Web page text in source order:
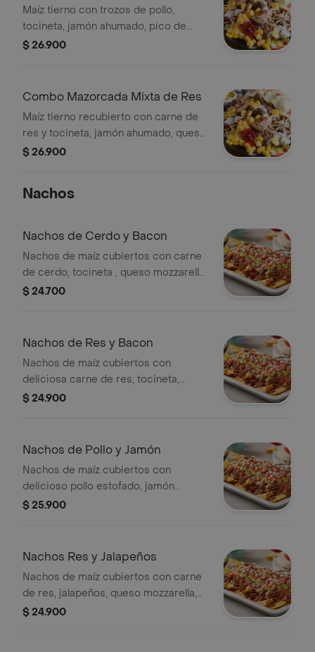
Bebida
Maíz tierno con trozos de pollo,
tocineta, jamón ahumado, pico de
gallo, queso mozzarella, papa cabello
$ 26.900
Combo Mazorcada Mixta de Res
Maíz tierno recubierto con carne de
res y tocineta, jamón ahumado, queso
mozzarella, papa cabello de ángel,
elección.
$ 26.900
Nachos
Nachos de Cerdo y Bacon
Nachos de maíz cubiertos con carne
de cerdo, tocineta , queso mozzarella,
pico de gallo, lechuga, guacamole y
$ 24.700
Nachos de Res y Bacon
Nachos de maíz cubiertos con
deliciosa carne de res, tocineta,
queso mozzarella, pico de gallo,
$ 24.900
Nachos de Pollo y Jamón
Nachos de maíz cubiertos con
delicioso pollo estofado, jamón
ahumado, queso mozzarella, pico de
$ 25.900
Nachos Res y Jalapeños
Nachos de maíz cubiertos con carne
de res, jalapeños, queso mozzarella,
pico de gallo, lechuga, guacamole y
$ 24.900